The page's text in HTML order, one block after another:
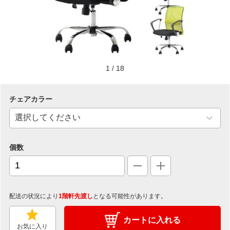
1 / 18
チェアカラー
個数
配送の状況により 1階軒先渡し となる可能性があります。
お気に入り
カートに入れる